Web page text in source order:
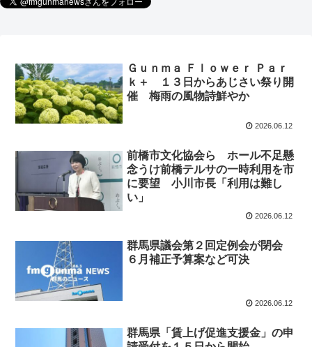
Ｇｕｎｍａ Ｆｌｏｗｅｒ Ｐａｒ
ｋ＋ １３日からあじさい祭り開
催 梅雨の風物詩鮮やか
2026.06.12
前橋市文化協会ら ホール不足懸
念うけ前橋テルサの一時利用を市
に要望 小川市長「利用は難し
い」
2026.06.12
群馬県議会第２回定例会が閉会
６月補正予算案など可決
2026.06.12
群馬県「賃上げ促進支援金」の申